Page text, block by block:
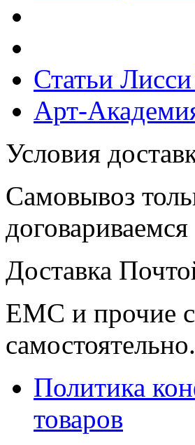
Статьи
Арт-
Условия
Самовывоз
Доставка
ЕМС и прочие
самостоятельно.
Политика
товаров